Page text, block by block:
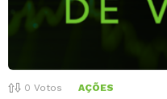
0 Votos AÇÕES